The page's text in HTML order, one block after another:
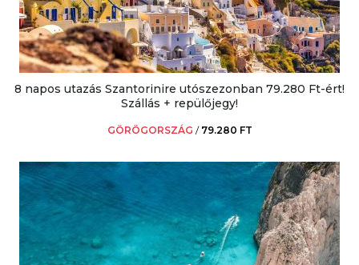
8 napos utazás Szantorinire utószezonban 79.280 Ft-ért!
Szállás + repülőjegy!
GÖRÖGORSZÁG / 79.280 FT